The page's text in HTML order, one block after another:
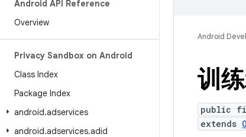
Android API Reference
Overview
Privacy Sandbox on Android
Class Index
Package Index
android.adservices
android.adservices.adid
Android
训
public
extends